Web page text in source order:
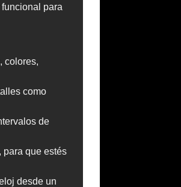
para
colores,
como
de
para que estés
desde un